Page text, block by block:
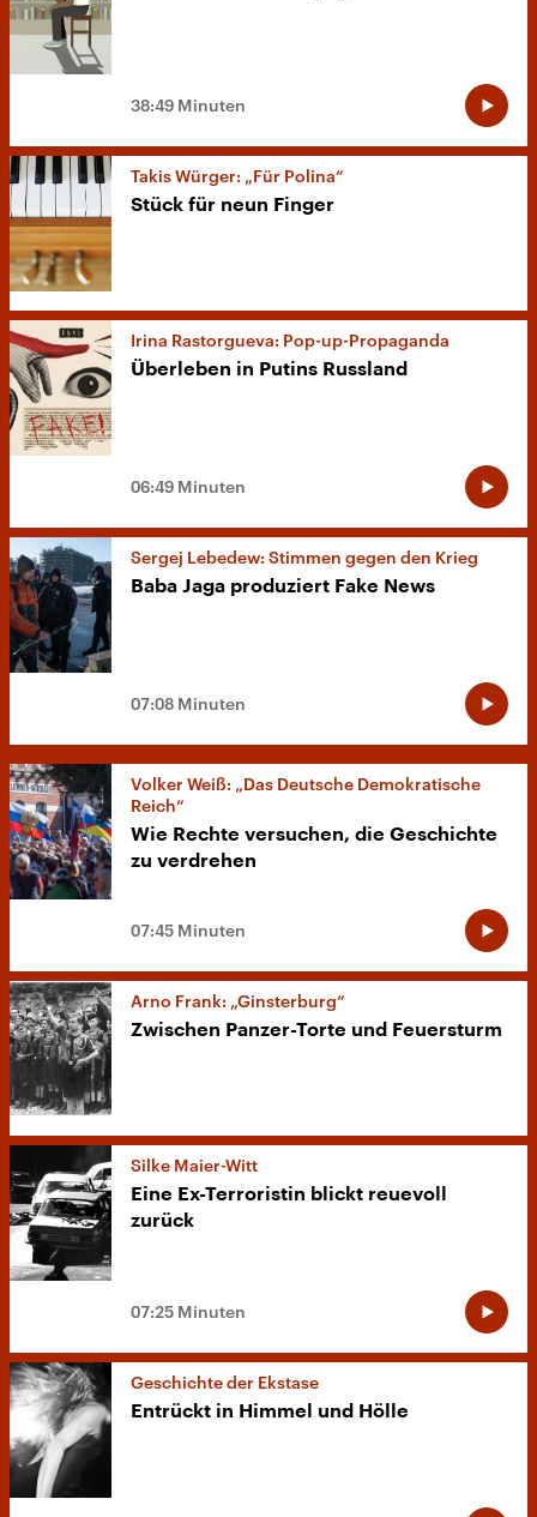
38:49 Minuten
Takis Würger: „Für Polina“
Stück für neun Finger
Irina Rastorgueva: Pop-up-Propaganda
Überleben in Putins Russland
06:49 Minuten
Sergej Lebedew: Stimmen gegen den Krieg
Baba Jaga produziert Fake News
07:08 Minuten
Volker Weiß: „Das Deutsche Demokratische
Reich“
Wie Rechte versuchen, die Geschichte
zu verdrehen
07:45 Minuten
Arno Frank: „Ginsterburg“
Zwischen Panzer-Torte und Feuersturm
Silke Maier-Witt
Eine Ex-Terroristin blickt reuevoll
zurück
07:25 Minuten
Geschichte der Ekstase
Entrückt in Himmel und Hölle